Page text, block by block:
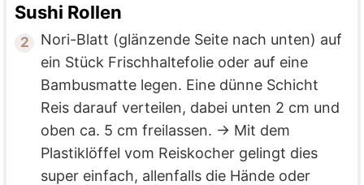
Sushi Rollen
Nori-Blatt (glänzende Seite nach unten) auf
ein Stück Frischhaltefolie oder auf eine
Bambusmatte legen. Eine dünne Schicht
Reis darauf verteilen, dabei unten 2 cm und
oben ca. 5 cm freilassen. → Mit dem
Plastiklöffel vom Reiskocher gelingt dies
super einfach, allenfalls die Hände oder